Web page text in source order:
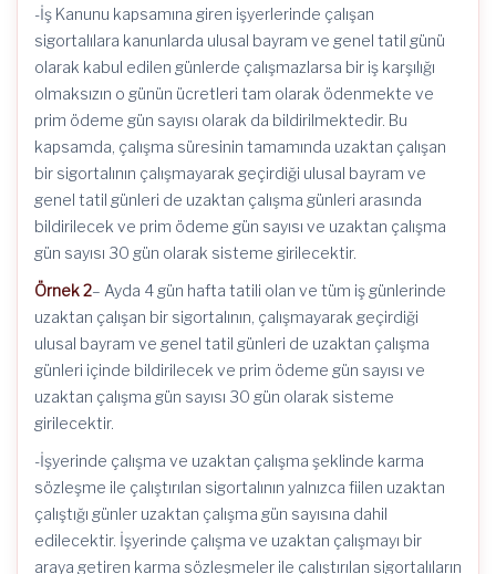
-İş Kanunu kapsamına giren işyerlerinde çalışan
sigortalılara kanunlarda ulusal bayram ve genel tatil günü
olarak kabul edilen günlerde çalışmazlarsa bir iş karşılığı
olmaksızın o günün ücretleri tam olarak ödenmekte ve
prim ödeme gün sayısı olarak da bildirilmektedir. Bu
kapsamda, çalışma süresinin tamamında uzaktan çalışan
bir sigortalının çalışmayarak geçirdiği ulusal bayram ve
genel tatil günleri de uzaktan çalışma günleri arasında
bildirilecek ve prim ödeme gün sayısı ve uzaktan çalışma
gün sayısı 30 gün olarak sisteme girilecektir.
Örnek 2– Ayda 4 gün hafta tatili olan ve tüm iş günlerinde
uzaktan çalışan bir sigortalının, çalışmayarak geçirdiği
ulusal bayram ve genel tatil günleri de uzaktan çalışma
günleri içinde bildirilecek ve prim ödeme gün sayısı ve
uzaktan çalışma gün sayısı 30 gün olarak sisteme
girilecektir.
-İşyerinde çalışma ve uzaktan çalışma şeklinde karma
sözleşme ile çalıştırılan sigortalının yalnızca fiilen uzaktan
çalıştığı günler uzaktan çalışma gün sayısına dahil
edilecektir. İşyerinde çalışma ve uzaktan çalışmayı bir
araya getiren karma sözleşmeler ile çalıştırılan sigortalıların